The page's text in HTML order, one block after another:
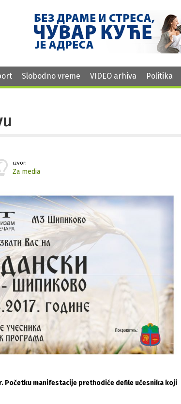
Slobodno vreme VIDEO arhiva Politika
izvor:
Za media
Početku manifestacije prethodiće defile učesnika koji